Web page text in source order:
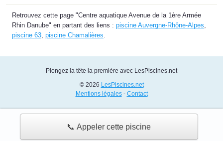
📞 Appeler cette piscine
Retrouvez cette page "Centre aquatique Avenue de la 1ère Armée
Rhin Danube" en partant des liens : piscine Auvergne-Rhône-Alpes,
piscine 63, piscine Chamalières.
Plongez la tête la première avec LesPiscines.net
© 2026 LesPiscines.net
Mentions légales- Contact